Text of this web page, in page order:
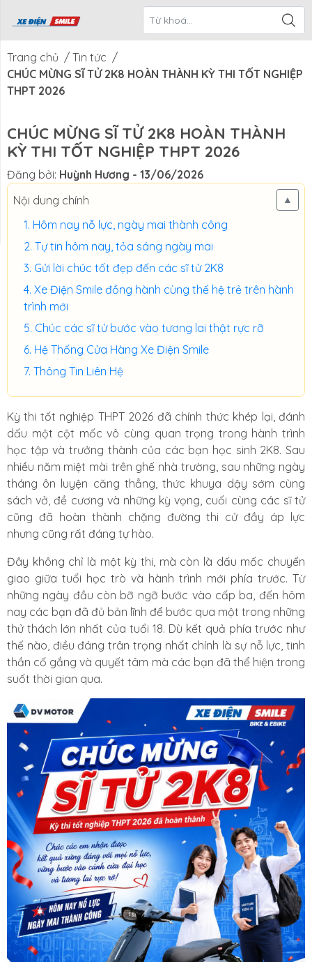
Xe Điện
Smile
CTKM Tháng Blog
Trang chủ / Tin tức /
CHÚC MỪNG SĨ TỬ 2K8 HOÀN THÀNH KỲ THI TỐT NGHIỆP
THPT 2026
CHÚC MỪNG SĨ TỬ 2K8 HOÀN THÀNH
KỲ THI TỐT NGHIỆP THPT 2026
Đăng bởi: Huỳnh Hương - 13/06/2026
Nội dung chính
▲
Hôm nay nỗ lực, ngày mai thành công
Tự tin hôm nay, tỏa sáng ngày mai
Gửi lời chúc tốt đẹp đến các sĩ tử 2K8
Xe Điện Smile đồng hành cùng thế hệ trẻ trên hành
trình mới
Chúc các sĩ tử bước vào tương lai thật rực rỡ
Hệ Thống Cửa Hàng Xe Điện Smile
Thông Tin Liên Hệ
Kỳ thi tốt nghiệp THPT 2026 đã chính thức khép lại, đánh
dấu một cột mốc vô cùng quan trọng trong hành trình
học tập và trưởng thành của các bạn học sinh 2K8. Sau
nhiều năm miệt mài trên ghế nhà trường, sau những ngày
tháng ôn luyện căng thẳng, thức khuya dậy sớm cùng
sách vở, đề cương và những kỳ vọng, cuối cùng các sĩ tử
cũng đã hoàn thành chặng đường thi cử đầy áp lực
nhưng cũng rất đáng tự hào.
Đây không chỉ là một kỳ thi, mà còn là dấu mốc chuyển
giao giữa tuổi học trò và hành trình mới phía trước. Từ
những ngày đầu còn bỡ ngỡ bước vào cấp ba, đến hôm
nay các bạn đã đủ bản lĩnh để bước qua một trong những
thử thách lớn nhất của tuổi 18. Dù kết quả phía trước như
thế nào, điều đáng trân trọng nhất chính là sự nỗ lực, tinh
thần cố gắng và quyết tâm mà các bạn đã thể hiện trong
suốt thời gian qua.